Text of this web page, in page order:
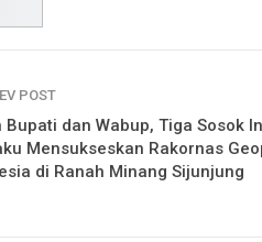
POST
Bupati dan Wabup, Tiga Sosok
Mensukseskan Rakornas
di Ranah Minang Sijunjung